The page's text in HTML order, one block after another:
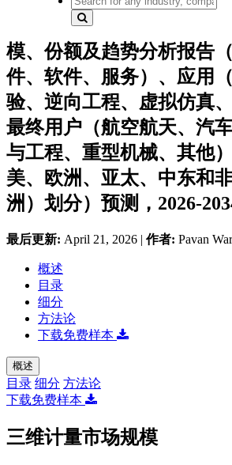
模、份额及趋势分析报告
件、软件、服务）、应用
验、逆向工程、虚拟仿真、
最终用户（航空航天、汽
与工程、重型机械、其他
美、欧洲、亚太、中东和
洲）划分）预测，2026-
最后更新: April 21, 2026 | 作者: Pavan
概述
目录
细分
方法论
下载免费样本
概述
目录 细分 方法论
下载免费样本
三维计量市场规模